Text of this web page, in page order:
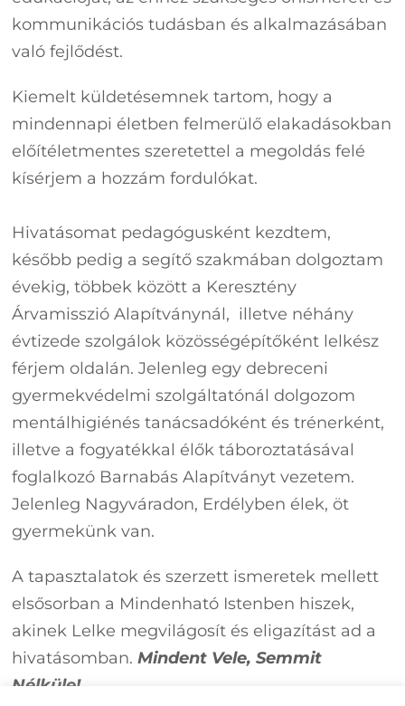
kommunikációs tudásban és alkalmazásában
való fejlődést.
Kiemelt küldetésemnek tartom, hogy a
mindennapi életben felmerülő elakadásokban
előítéletmentes szeretettel a megoldás felé
kísérjem a hozzám fordulókat.
Hivatásomat pedagógusként kezdtem,
később pedig a segítő szakmában dolgoztam
évekig, többek között a Keresztény
Árvamisszió Alapítványnál, illetve néhány
évtizede szolgálok közösségépítőként lelkész
férjem oldalán. Jelenleg egy debreceni
gyermekvédelmi szolgáltatónál dolgozom
mentálhigiénés tanácsadóként és trénerként,
illetve a fogyatékkal élők táboroztatásával
foglalkozó Barnabás Alapítványt vezetem.
Jelenleg Nagyváradon, Erdélyben élek, öt
gyermekünk van.
A tapasztalatok és szerzett ismeretek mellett
elsősorban a Mindenható Istenben hiszek,
akinek Lelke megvilágosít és eligazítást ad a
hivatásomban.Mindent Vele, Semmit
Nélküle!